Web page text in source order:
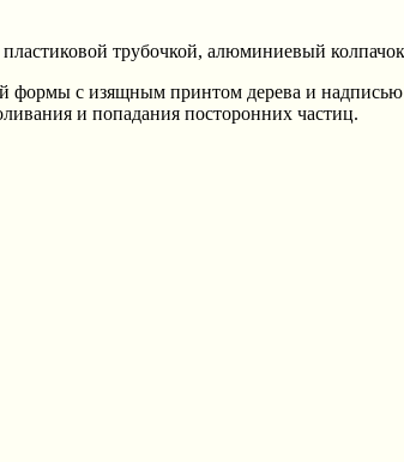
трубочкой, алюминиевый
с изящным принтом дерева и
и попадания посторонних частиц.